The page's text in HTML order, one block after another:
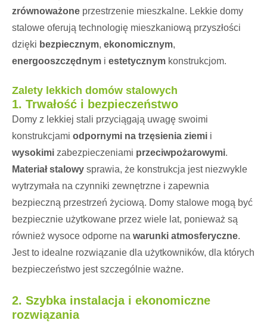
zrównoważone przestrzenie mieszkalne. Lekkie domy
stalowe oferują technologię mieszkaniową przyszłości
dzięki bezpiecznym, ekonomicznym,
energooszczędnym i estetycznym konstrukcjom.
Zalety lekkich domów stalowych
1. Trwałość i bezpieczeństwo
Domy z lekkiej stali przyciągają uwagę swoimi
konstrukcjami odpornymi na trzęsienia ziemi i
wysokimi zabezpieczeniami przeciwpożarowymi.
Materiał stalowy sprawia, że konstrukcja jest niezwykle
wytrzymała na czynniki zewnętrzne i zapewnia
bezpieczną przestrzeń życiową. Domy stalowe mogą być
bezpiecznie użytkowane przez wiele lat, ponieważ są
również wysoce odporne na warunki atmosferyczne.
Jest to idealne rozwiązanie dla użytkowników, dla których
bezpieczeństwo jest szczególnie ważne.
2. Szybka instalacja i ekonomiczne
rozwiązania